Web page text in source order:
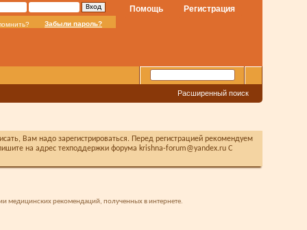
Регистрация
Помощь
Забыли пароль?
Расширенный поиск
Вам надо зарегистрироваться. Перед регистрацией рекомендуем
на адрес техподдержки форума krishna-forum@yandex.ru С
медицинских рекомендаций, полученных в интернете.